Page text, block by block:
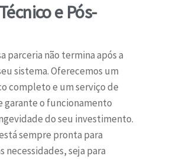
e Pós-
parceria não termina após a
sistema. Oferecemos um
completo e um serviço de
garante o funcionamento
do seu investimento.
sempre pronta para
necessidades, seja para